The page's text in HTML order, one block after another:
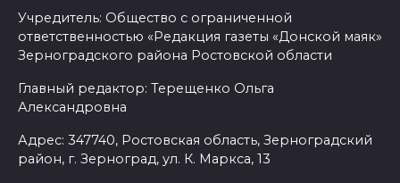
Учредитель: Общество с ограниченной
ответственностью «Редакция газеты «Донской маяк»
Зерноградского района Ростовской области
Главный редактор: Терещенко Ольга
Александровна
Адрес: 347740, Ростовская область, Зерноградский
район, г. Зерноград, ул. К. Маркса, 13